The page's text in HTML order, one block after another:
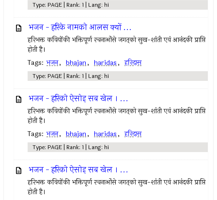
Type: PAGE | Rank: 1 | Lang: hi
भजन - हरिके नामको आलस क्यों ...
हरिभक्त कवियोंकी भक्तिपूर्ण रचनाओंसे जगत्‌को सुख-शांती एवं आनंदकी प्राप्ति
होती है।
Tags: भजन, bhajan, haridas, हरिदास
Type: PAGE | Rank: 1 | Lang: hi
भजन - हरिको ऐसोइ सब खेल । ...
हरिभक्त कवियोंकी भक्तिपूर्ण रचनाओंसे जगत्‌को सुख-शांती एवं आनंदकी प्राप्ति
होती है।
Tags: भजन, bhajan, haridas, हरिदास
Type: PAGE | Rank: 1 | Lang: hi
भजन - हरिको ऐसोइ सब खेल । ...
हरिभक्त कवियोंकी भक्तिपूर्ण रचनाओंसे जगत्‌को सुख-शांती एवं आनंदकी प्राप्ति
होती है।